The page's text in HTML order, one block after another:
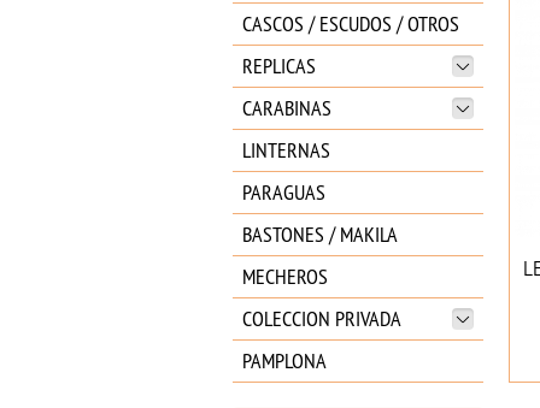
CASCOS / ESCUDOS / OTROS
REPLICAS
CARABINAS
LINTERNAS
PARAGUAS
BASTONES / MAKILA
MECHEROS
COLECCION PRIVADA
PAMPLONA